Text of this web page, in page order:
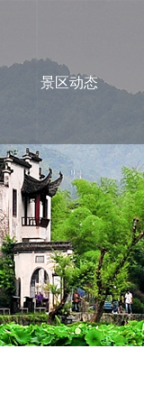
景区动态